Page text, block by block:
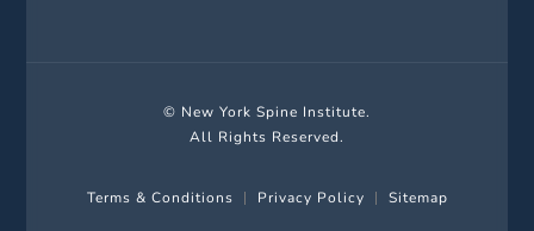
© New York Spine Institute.
All Rights Reserved.
Terms & Conditions Privacy Policy Sitemap